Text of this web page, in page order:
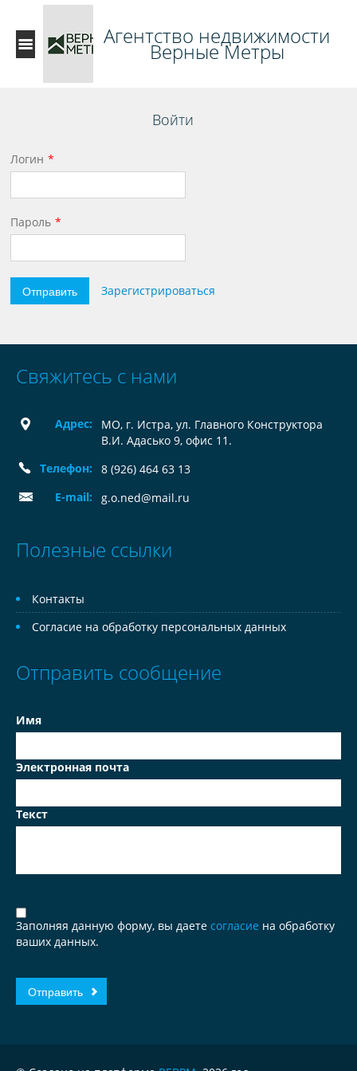
Агентство недвижимости
Верные Метры
Войти
Логин
Пароль
Отправить Зарегистрироваться
Свяжитесь с нами
Адрес:
МО, г. Истра, ул. Главного Конструктора
В.И. Адасько 9, офис 11.
Телефон:
8 (926) 464 63 13
E-mail:
g.o.ned@mail.ru
Полезные ссылки
Контакты
Согласие на обработку персональных данных
Отправить сообщение
Имя
Электронная почта
Текст
Заполняя данную форму, вы даете согласие на обработку
ваших данных.